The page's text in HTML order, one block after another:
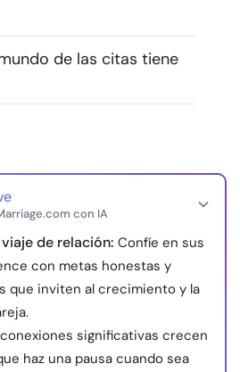
los derechos reservados.
de las citas tiene
con IA
de relación: Confíe en sus
con metas honestas y
que inviten al crecimiento y la
significativas crecen
haz una pausa cuando sea